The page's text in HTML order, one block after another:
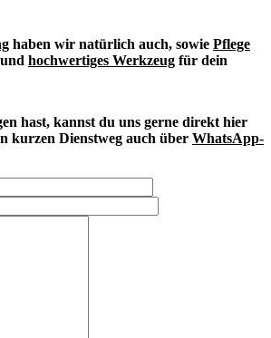
haben wir natürlich auch, sowie Pflege
und hochwertiges Werkzeug für dein
hast, kannst du uns gerne direkt hier
kurzen Dienstweg auch über WhatsApp-